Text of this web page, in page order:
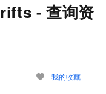
- 查询资
我的收藏